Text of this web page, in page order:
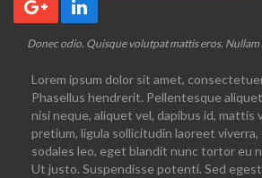
Donec odio. Quisque volutpat mattis eros. Nullam
Lorem ipsum dolor sit amet,
Phasellus hendrerit. Pellentesque
nisi neque, aliquet vel, dapibus id, mattis
pretium, ligula sollicitudin laoreet
sodales leo, eget blandit nunc tortor eu
Ut justo. Suspendisse potenti. Sed